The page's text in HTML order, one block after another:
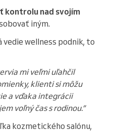
kontrolu nad svojím
iným.
vedie wellness podnik, to
mi veľmi uľahčil
klienti si môžu
a vďaka integrácii
voľný čas s rodinou.”
kozmetického salónu,